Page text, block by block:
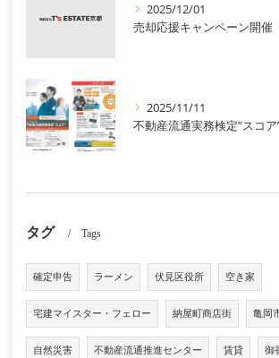
2025/12/01
売却応援キャンペーン開催
2025/11/11
不動産流通実務検定”スコア
タグ Tags
確定申告 ラーメン 伏見区役所 空き家
宅建マイスター・フェロー 納屋町商店街 亀岡
自然災害 不動産流通推進センター 賃貸 御